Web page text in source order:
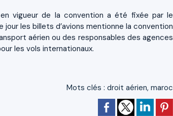
vigueur de la convention a été fixée par le
les billets d’avions mentionne la convention
aérien ou des responsables des agences
les vols internationaux.
Mots clés : droit aérien, maroc